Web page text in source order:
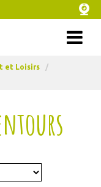
et Loisirs
/